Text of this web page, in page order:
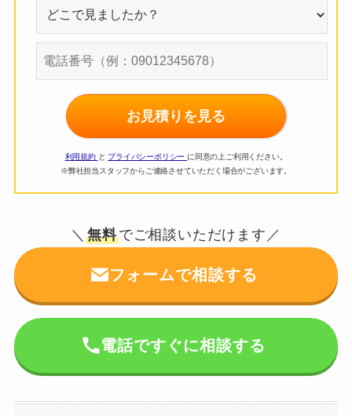
お見積りを見る
利用規約 と プライバシーポリシー に同意の上ご利用ください。
※弊社担当スタッフからご連絡させていただく場合がございます。
＼無料でご相談いただけます／
フォームで相談する
電話ですぐに相談する